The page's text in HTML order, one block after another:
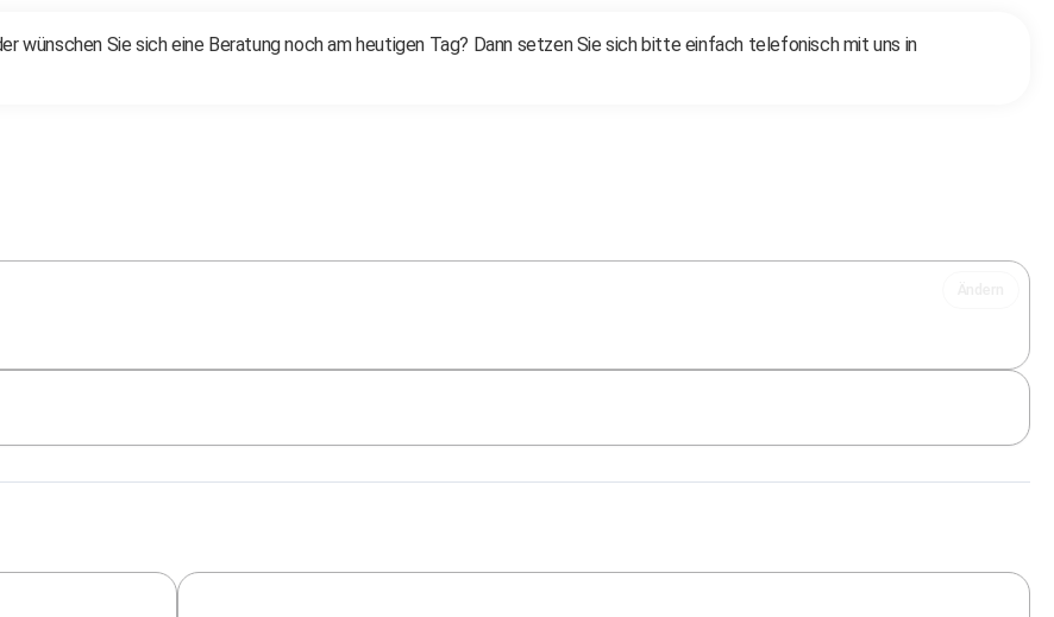
wünschen Sie sich eine Beratung noch am heutigen Tag? Dann setzen Sie sich bitte einfach telefonisch mit uns in